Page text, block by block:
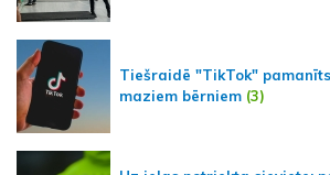
Tiešraidē "TikTok"
maziem bērniem (3)